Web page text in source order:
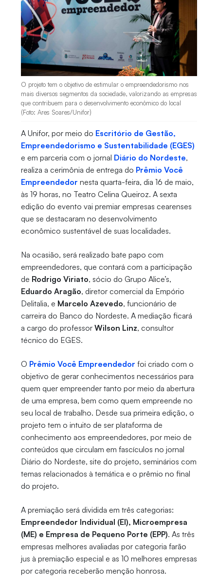
O projeto tem o objetivo de estimular o empreendedorismo nos
mais diversos segmentos da sociedade, valorizando as empresas
que contribuem para o desenvolvimento econômico do local
(Foto: Ares Soares/Unifor)
A Unifor, por meio do Escritório de Gestão,
Empreendedorismo e Sustentabilidade (EGES)
e em parceria com o jornal Diário do Nordeste,
realiza a cerimônia de entrega do Prêmio Você
Empreendedor nesta quarta-feira, dia 16 de maio,
às 19 horas, no Teatro Celina Queiroz. A sexta
edição do evento vai premiar empresas cearenses
que se destacaram no desenvolvimento
econômico sustentável de suas localidades.
Na ocasião, será realizado bate papo com
empreendedores, que contará com a participação
de Rodrigo Viriato, sócio do Grupo Alice’s,
Eduardo Aragão, diretor comercial da Empório
Delitalia, e Marcelo Azevedo, funcionário de
carreira do Banco do Nordeste. A mediação ficará
a cargo do professor Wilson Linz, consultor
técnico do EGES.
O Prêmio Você Empreendedor foi criado com o
objetivo de gerar conhecimentos necessários para
quem quer empreender tanto por meio da abertura
de uma empresa, bem como quem empreende no
seu local de trabalho. Desde sua primeira edição, o
projeto tem o intuito de ser plataforma de
conhecimento aos empreendedores, por meio de
conteúdos que circulam em fascículos no jornal
Diário do Nordeste, site do projeto, seminários com
temas relacionados à temática e o prêmio no final
do projeto.
A premiação será dividida em três categorias:
Empreendedor Individual (EI), Microempresa
(ME) e Empresa de Pequeno Porte (EPP). As três
empresas melhores avaliadas por categoria farão
jus à premiação especial e as 10 melhores empresas
por categoria receberão menção honrosa.